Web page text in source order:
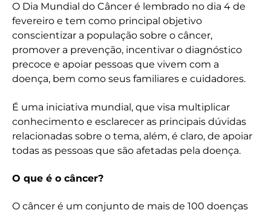
O Dia Mundial do Câncer é lembrado no dia 4 de
fevereiro e tem como principal objetivo
conscientizar a população sobre o câncer,
promover a prevenção, incentivar o diagnóstico
precoce e apoiar pessoas que vivem com a
doença, bem como seus familiares e cuidadores.
É uma iniciativa mundial, que visa multiplicar
conhecimento e esclarecer as principais dúvidas
relacionadas sobre o tema, além, é claro, de apoiar
todas as pessoas que são afetadas pela doença.
O que é o câncer?
O câncer é um conjunto de mais de 100 doenças